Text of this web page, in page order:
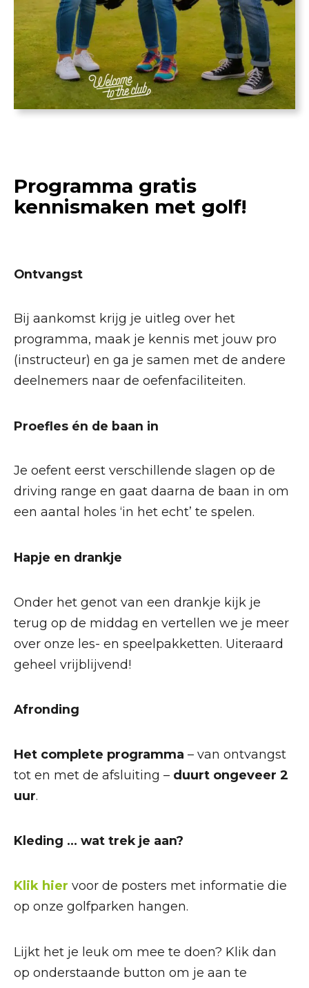
Programma gratis
kennismaken met golf!
Ontvangst
Bij aankomst krijg je uitleg over het
programma, maak je kennis met jouw pro
(instructeur) en ga je samen met de andere
deelnemers naar de oefenfaciliteiten.
Proefles én de baan in
Je oefent eerst verschillende slagen op de
driving range en gaat daarna de baan in om
een aantal holes ‘in het echt’ te spelen.
Hapje en drankje
Onder het genot van een drankje kijk je
terug op de middag en vertellen we je meer
over onze les- en speelpakketten. Uiteraard
geheel vrijblijvend!
Afronding
Het complete programma – van ontvangst
tot en met de afsluiting – duurt ongeveer 2
uur.
Kleding … wat trek je aan?
Klik hier voor de posters met informatie die
op onze golfparken hangen.
Lijkt het je leuk om mee te doen? Klik dan
op onderstaande button om je aan te